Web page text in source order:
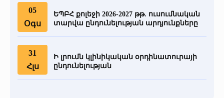
05
Օգս
ԵՊԲՀ քոլեջի 2026-2027 թթ. ուսումնական
տարվա ընդունելության արդյունքները
31
Հլս
Ի լրումն կլինիկական օրդինատուրայի
ընդունելության